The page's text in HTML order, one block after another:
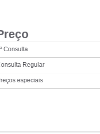
Consulta
Regular
especiais